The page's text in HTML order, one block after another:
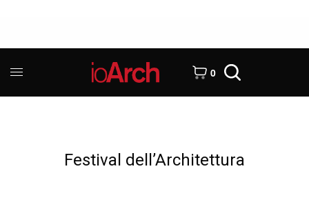
0
Festival dell’Architettura